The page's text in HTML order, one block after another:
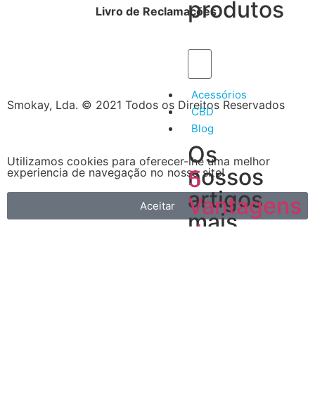
produtos
Acessórios
CBD
Blog
Os
nossos
artigos
mais
5
Vantagens
do
Livro de Reclamações
Smokay, Lda. © 2021 Todos os Direitos Reservados
Utilizamos cookies para oferecer-lhe uma melhor
experiencia de navegação no nosso site!
Aceitar